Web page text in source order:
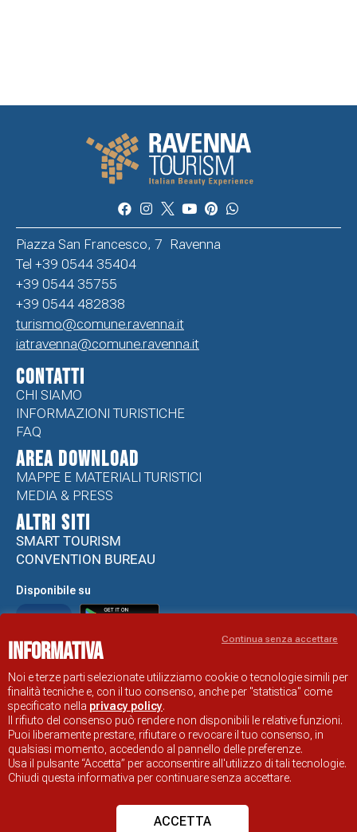
Piazza San Francesco, 7 Ravenna
Tel +39 0544 35404
+39 0544 35755
+39 0544 482838
turismo@comune.ravenna.it
iatravenna@comune.ravenna.it
CONTATTI
CHI SIAMO
INFORMAZIONI TURISTICHE
FAQ
Area Download
MAPPE E MATERIALI TURISTICI
MEDIA & PRESS
ALTRI SITI
SMART TOURISM
CONVENTION BUREAU
Disponibile su
Informativa e Cookie policy
Note Legali
Dichiarazione di accessibilità
Problemi di accessibilità
SITO UFFICIALE DI INFORMAZIONE TURISTICA DI RAVENNA
© COMUNE DI RAVENNA
Informativa
Noi e terze parti selezionate utilizziamo cookie o tecnologie simili per
finalità tecniche e, con il tuo consenso, anche per "statistica" come
specificato nella privacy policy.
Il rifiuto del consenso può rendere non disponibili le relative funzioni.
Puoi liberamente prestare, rifiutare o revocare il tuo consenso, in
qualsiasi momento, accedendo al pannello delle preferenze.
Usa il pulsante “Accetta” per acconsentire all'utilizzo di tali tecnologie.
Chiudi questa informativa per continuare senza accettare.
ACCETTA
Continua senza accettare